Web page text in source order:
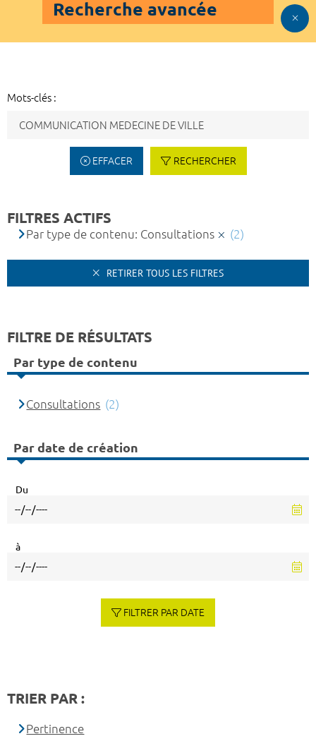
Recherche avancée
Mots-clés :
EFFACER RECHERCHER
FILTRES ACTIFS
Par type de contenu: Consultations (2)
RETIRER TOUS LES FILTRES
FILTRE DE RÉSULTATS
Par type de contenu
Consultations (2)
Par date de création
Du
à
FILTRER PAR DATE
TRIER PAR :
Pertinence